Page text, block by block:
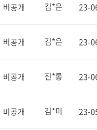
비공개 김*은 23-
비공개 김*은 23-
비공개 진*롱 23-
비공개 김*미 23-